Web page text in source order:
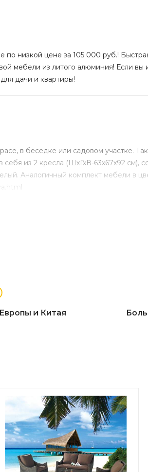
низкой цене за 105 000 руб.!
мебели из литого алюминия! Если вы
дачи и квартиры!
в беседке или садовом участке.
из 2 кресла (ШхГхВ-63х67х92 см),
Аналогичный комплект мебели в
и Китая